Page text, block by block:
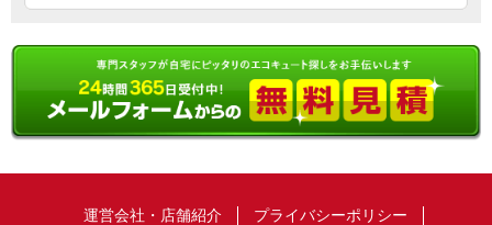
運営会社・店舗紹介 プライバシーポリシー